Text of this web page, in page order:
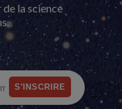
de la science